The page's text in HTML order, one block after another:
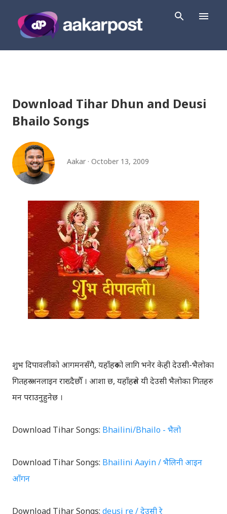
Download Tihar Dhun and Deusi
Bhailo Songs
Aakar October 13, 2009
शुभ दिपावलीको आगमनसँगै, यहाँहरुको लागि भनेर केही देउसी-भैलोका
गितहरु अनलाइन राख्दैछौँ । आशा छ, यहाँहरुले यी देउसी भैलोका गितहरु
मन पराउनुहुनेछ ।
Download Tihar Songs: Bhailini/Bhailo - भैलो
Download Tihar Songs: Bhailini Aayin / भैलिनी आइन
आँगन
Download Tihar Songs: deusi re / देउसी रे